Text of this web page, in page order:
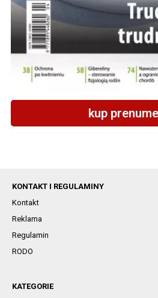
kup
KONTAKT I REGULAMINY
Kontakt
Reklama
Regulamin
RODO
KATEGORIE